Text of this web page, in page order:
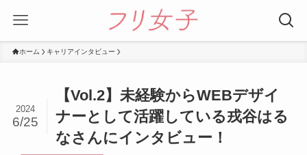
ホーム キャリアインタビュー
【Vol.2】未経験からWEBデザイ
ナーとして活躍している戎谷はる
なさんにインタビュー！
2024
6/25